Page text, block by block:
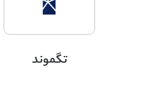
تگموند